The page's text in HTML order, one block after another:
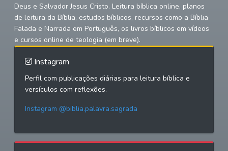
Deus e Salvador Jesus Cristo. Leitura bíblica online, planos
de leitura da Bíblia, estudos bíblicos, recursos como a Bíblia
Falada e Narrada em Português, os livros bíblicos em vídeos
e cursos online de teologia (em breve).
Instagram
Perfil com publicações diárias para leitura bíblica e
versículos com reflexões.
Instagram @biblia.palavra.sagrada